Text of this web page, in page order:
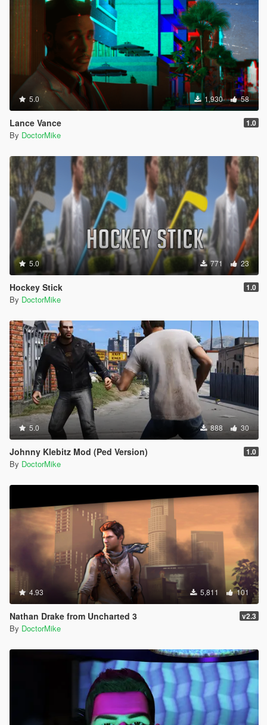
5.0 1,930 58
Lance Vance 1.0
By DoctorMike
5.0 771 23
Hockey Stick 1.0
By DoctorMike
5.0 888 30
Johnny Klebitz Mod (Ped Version) 1.0
By DoctorMike
4.93 5,811 101
Nathan Drake from Uncharted 3 v2.3
By DoctorMike